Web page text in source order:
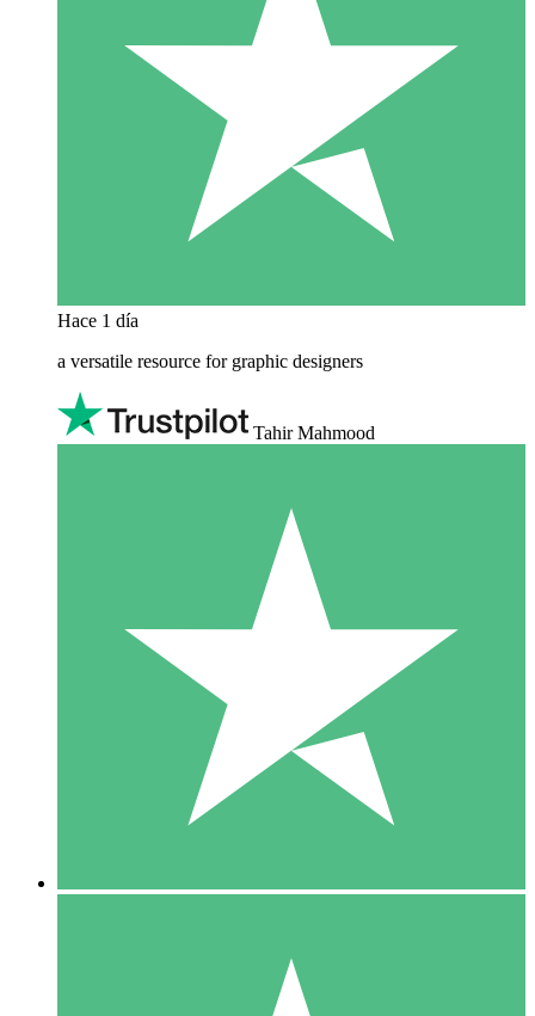
Hace 1 día
a versatile resource for graphic designers
Tahir Mahmood